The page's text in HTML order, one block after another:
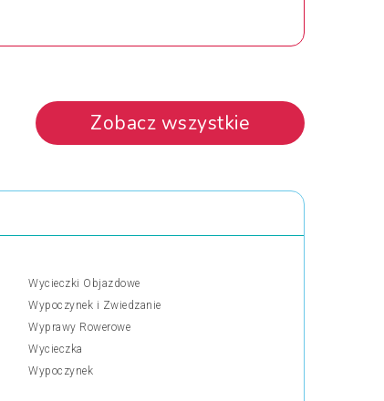
Zobacz wszystkie
Wycieczki Objazdowe
Wypoczynek i Zwiedzanie
Wyprawy Rowerowe
Wycieczka
Wypoczynek